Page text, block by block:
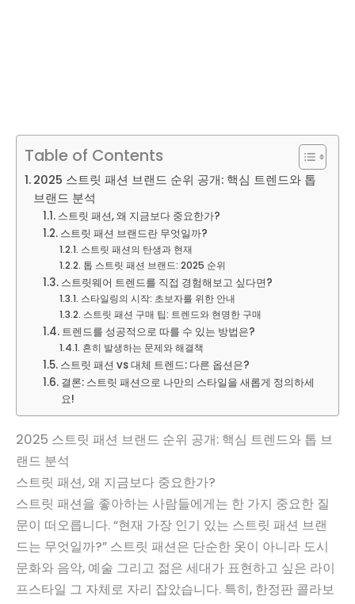
Table of Contents
2025 스트릿 패션 브랜드 순위 공개: 핵심 트렌드와 톱
브랜드 분석
스트릿 패션, 왜 지금보다 중요한가?
스트릿 패션 브랜드란 무엇일까?
스트릿 패션의 탄생과 현재
톱 스트릿 패션 브랜드: 2025 순위
스트릿웨어 트렌드를 직접 경험해보고 싶다면?
스타일링의 시작: 초보자를 위한 안내
스트릿 패션 구매 팁: 트렌드와 현명한 구매
트렌드를 성공적으로 따를 수 있는 방법은?
흔히 발생하는 문제와 해결책
스트릿 패션 vs 대체 트렌드: 다른 옵션은?
결론: 스트릿 패션으로 나만의 스타일을 새롭게 정의하세
요!
2025 스트릿 패션 브랜드 순위 공개: 핵심 트렌드와 톱 브
랜드 분석
스트릿 패션, 왜 지금보다 중요한가?
스트릿 패션을 좋아하는 사람들에게는 한 가지 중요한 질
문이 떠오릅니다. “현재 가장 인기 있는 스트릿 패션 브랜
드는 무엇일까?” 스트릿 패션은 단순한 옷이 아니라 도시
문화와 음악, 예술 그리고 젊은 세대가 표현하고 싶은 라이
프스타일 그 자체로 자리 잡았습니다. 특히, 한정판 콜라보